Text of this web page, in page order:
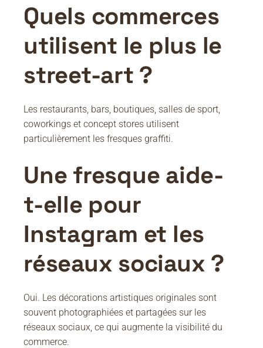
Quels commerces
utilisent le plus le
street-art ?
Les restaurants, bars, boutiques, salles de sport,
coworkings et concept stores utilisent
particulièrement les fresques graffiti.
Une fresque aide-
t-elle pour
Instagram et les
réseaux sociaux ?
Oui. Les décorations artistiques originales sont
souvent photographiées et partagées sur les
réseaux sociaux, ce qui augmente la visibilité du
commerce.